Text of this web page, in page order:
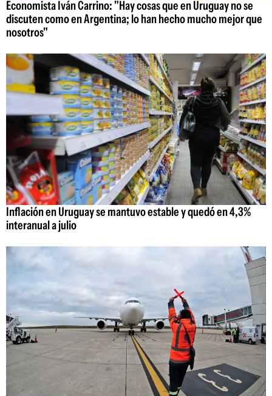
Economista Iván Carrino: "Hay cosas que en Uruguay no se
discuten como en Argentina; lo han hecho mucho mejor que
nosotros"
Inflación en Uruguay se mantuvo estable y quedó en 4,3%
interanual a julio